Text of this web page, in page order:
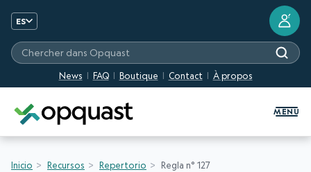
ES
News FAQ Boutique Contact À propos
Chercher dans Opquast
?
MENU
Inicio Recursos Repertorio Regla n° 127